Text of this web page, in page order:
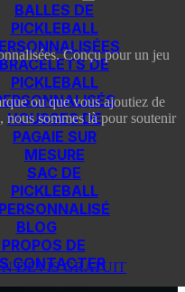
BALLES DE
PICKLEBALL
BRACELETS DE
PICKLEBALL
HOUSSES DE
PAGAIE SUR
MESURE
SAC DE
PICKLEBALL
PERSONNALISÉ
BLOG
DE
CONTACTER
Conçu pour un jeu
ou que vous ajoutiez de
nous sommes là pour soutenir
DEVIS GRATUIT